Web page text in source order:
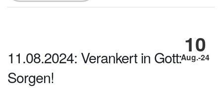
10
Aug.-24
11.08.2024: Verankert in Gott:
Sorgen!